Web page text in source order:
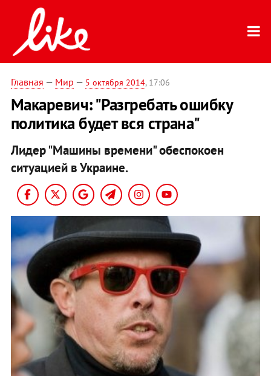
Главная — Мир — 5 октября 2014, 17:06
Макаревич: "Разгребать ошибку
политика будет вся страна"
Лидер "Машины времени" обеспокоен
ситуацией в Украине.